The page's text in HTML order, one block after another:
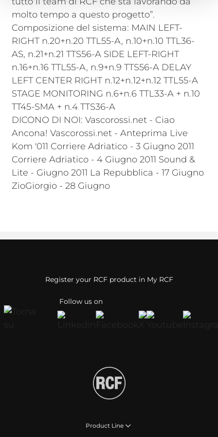
molto tempo a questo progetto”.
Composizione del sistema: MAIN LEFT-
RIGHT n.20+n.20 TTL55-A, n.10+n.10 TTL36-
AS, n.21+n.21 TTS56-A SIDE LEFT-RIGHT
n.16+n.16 TTL55-A, n.9+n.9 TTS56-A DELAY
LEFT CENTER RIGHT n.12+n.12+n.12 TTL55-A
STAGE MONITORING n.6+n.6 TTL33-A + n.10
TT45-SMA + n.4 TTS36-A
DICONO DI NOI: Vascorossi.net - Ciao
Ancona! Vascorossi.net - Anteprima Live
Kom '011 Corriere Adriatico - 3 Giugno 2011
Corriere Adriatico - 4 Giugno 2011 Sound &
Lite - Giugno 2011 La Repubblica - 17 Giugno
ZioGiorgio - 28 Giugno
Follow us on
Register your RCF product in My RCF
Product Line